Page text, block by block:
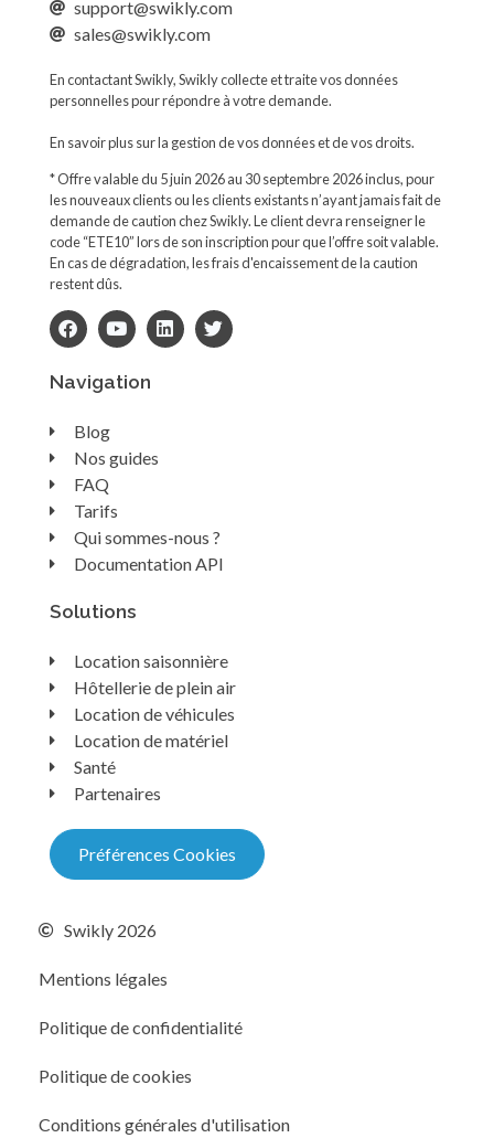
support@swikly.com
sales@swikly.com
En contactant Swikly, Swikly collecte et traite vos données
personnelles pour répondre à votre demande.
En savoir plus sur la gestion de vos données et de vos droits.
* Offre valable du 5 juin 2026 au 30 septembre 2026 inclus, pour
les nouveaux clients ou les clients existants n’ayant jamais fait de
demande de caution chez Swikly. Le client devra renseigner le
code “ETE10” lors de son inscription pour que l’offre soit valable.
En cas de dégradation, les frais d'encaissement de la caution
restent dûs.
Navigation
Blog
Nos guides
FAQ
Tarifs
Qui sommes-nous ?
Documentation API
Solutions
Location saisonnière
Hôtellerie de plein air
Location de véhicules
Location de matériel
Santé
Partenaires
Préférences Cookies
Swikly 2026
Mentions légales
Politique de confidentialité
Politique de cookies
Conditions générales d'utilisation